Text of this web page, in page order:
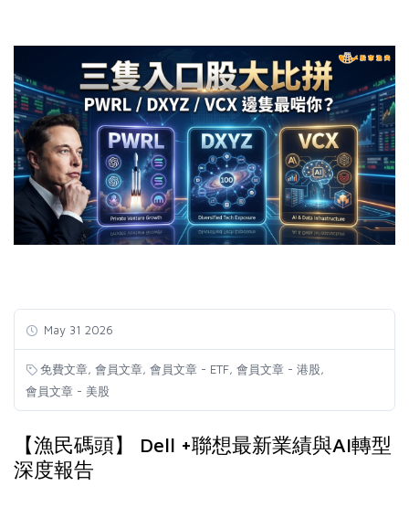
May 31 2026
免費文章 會員文章 會員文章 - ETF 會員文章 - 港股
會員文章 - 美股
【漁民碼頭】 Dell +聯想最新業績與AI轉型
深度報告